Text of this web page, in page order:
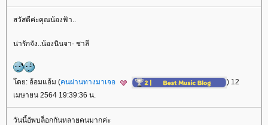
สวัสดีค่ะคุณน้องฟ้า..
น่ารักจัง..น้องนินจา- ชาลี
ดย: อ้อมแอ้ม (คนผ่านทางมาเจอ
) 12
เมษายน 2564 19:39:36 น.
วันนี้อัพบล็อกกันหลายคนมากค่ะ